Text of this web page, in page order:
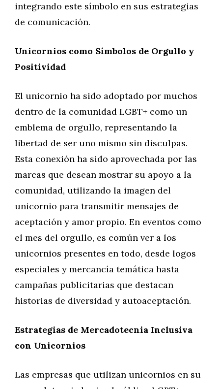
integrando este símbolo en sus estrategias
de comunicación.
Unicornios como Símbolos de Orgullo y
Positividad
El unicornio ha sido adoptado por muchos
dentro de la comunidad LGBT+ como un
emblema de orgullo, representando la
libertad de ser uno mismo sin disculpas.
Esta conexión ha sido aprovechada por las
marcas que desean mostrar su apoyo a la
comunidad, utilizando la imagen del
unicornio para transmitir mensajes de
aceptación y amor propio. En eventos como
el mes del orgullo, es común ver a los
unicornios presentes en todo, desde logos
especiales y mercancía temática hasta
campañas publicitarias que destacan
historias de diversidad y autoaceptación.
Estrategias de Mercadotecnia Inclusiva
con Unicornios
Las empresas que utilizan unicornios en su